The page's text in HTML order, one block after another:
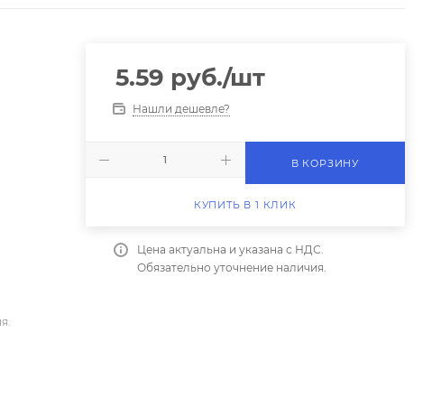
5.59 руб./шт
Нашли дешевле?
В КОРЗИНУ
КУПИТЬ В 1 КЛИК
Цена актуальна и указана с НДС.
Обязательно уточнение наличия.